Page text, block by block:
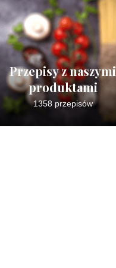
Przepisy z naszymi
produktami
1358 przepisów